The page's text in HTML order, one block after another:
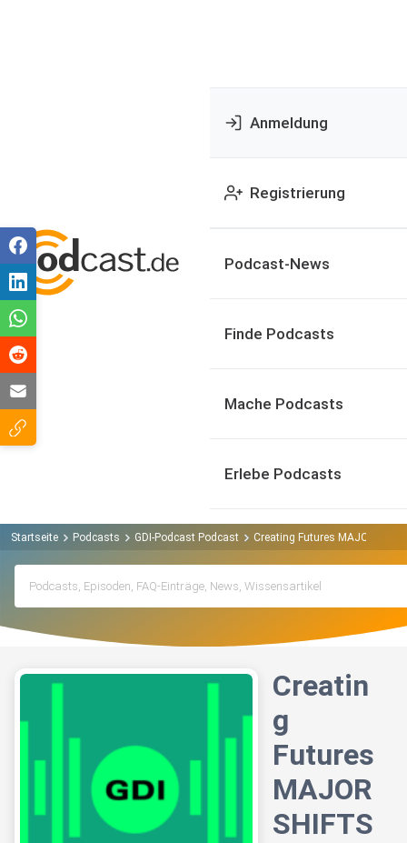
Anmeldung
Registrierung
Podcast-News
Finde Podcasts
Mache Podcasts
Erlebe Podcasts
Startseite Podcasts GDI-Podcast Podcast Creating Futures MAJOR
Creatin
g
Futures
MAJOR
SHIFTS